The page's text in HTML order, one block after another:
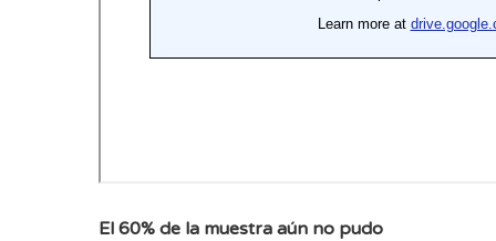
El 60% de la muestra aún no pudo